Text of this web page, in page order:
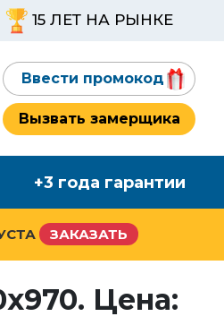
15 ЛЕТ НА РЫНКЕ
Ввести промокод
Вызвать замерщика
+3 года гарантии
ЗАКАЗАТЬ
Цена: